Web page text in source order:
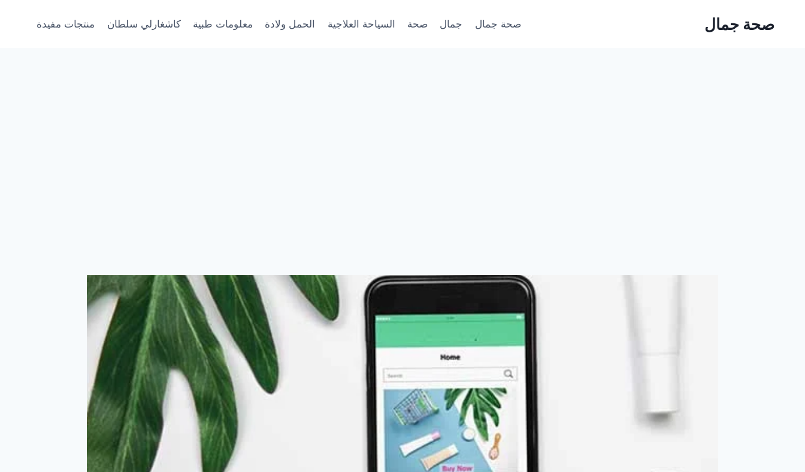
صحة جمال صحة جمال جمال صحة السياحة العلاجية الحمل ولادة معلومات طبية كاشغارلي سلطان منتجات مفيدة